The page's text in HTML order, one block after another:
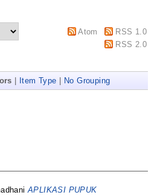
Atom
RSS 1.0
RSS 2.0
Item Type No Grouping
APLIKASI PUPUK